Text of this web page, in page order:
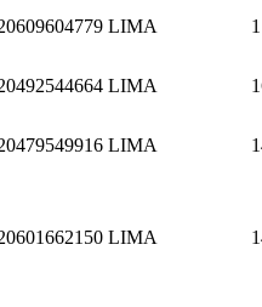
LIMA
LIMA
LIMA
LIMA